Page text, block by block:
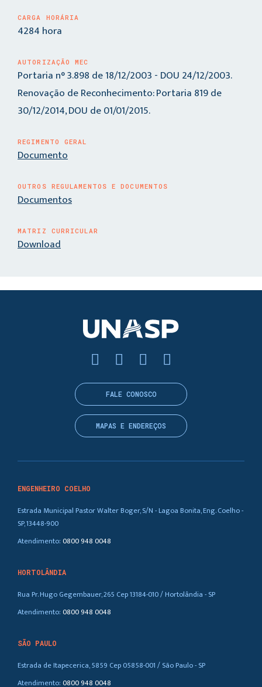
CARGA HORÁRIA
4284 hora
AUTORIZAÇÃO MEC
Portaria n° 3.898 de 18/12/2003 - DOU 24/12/2003.
Renovação de Reconhecimento: Portaria 819 de
30/12/2014, DOU de 01/01/2015.
REGIMENTO GERAL
Documento
OUTROS REGULAMENTOS E DOCUMENTOS
Documentos
MATRIZ CURRICULAR
Download
ENGENHEIRO COELHO
Estrada Municipal Pastor Walter Boger, S/N - Lagoa Bonita, Eng. Coelho -
SP, 13448-900
Atendimento:0800 948 0048
HORTOLÂNDIA
Rua Pr. Hugo Gegembauer, 265 Cep 13184-010 / Hortolândia - SP
Atendimento:0800 948 0048
SÃO PAULO
Estrada de Itapecerica, 5859 Cep 05858-001 / São Paulo - SP
Atendimento:0800 948 0048
FALE CONOSCO
MAPAS E ENDEREÇOS